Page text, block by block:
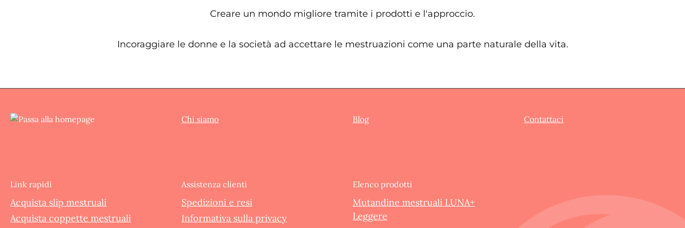
Creare un mondo migliore tramite i prodotti e l'approccio.
Incoraggiare le donne e la società ad accettare le mestruazioni come una parte naturale della vita.
Chi siamo Blog Contattaci
Link rapidi
Acquista slip mestruali
Acquista coppette mestruali
Assistenza clienti
Spedizioni e resi
Informativa sulla privacy
Elenco prodotti
Mutandine mestruali LUNA+
Leggere